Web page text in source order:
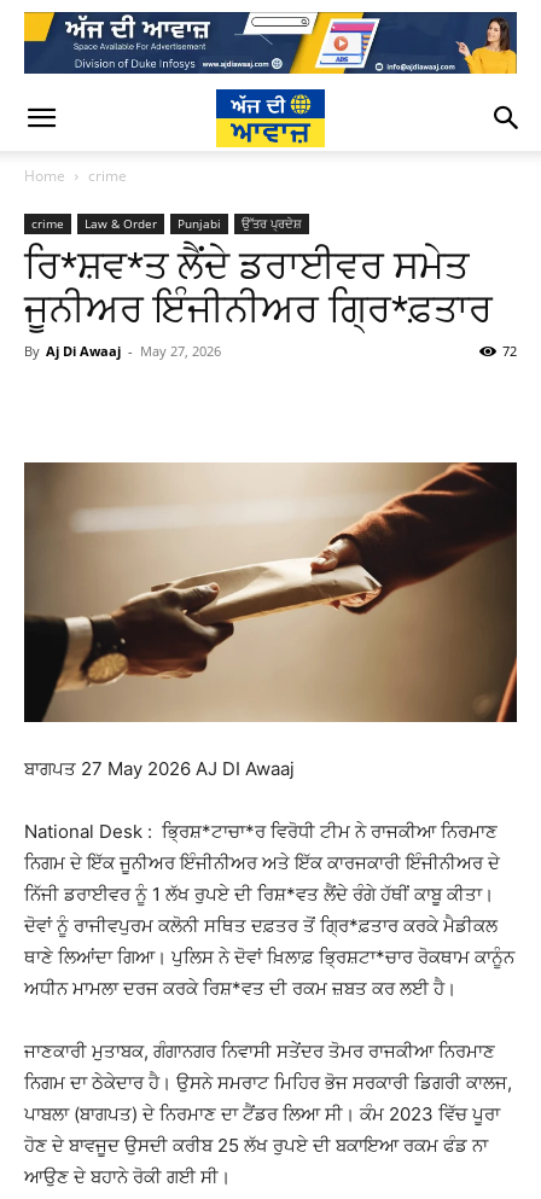
Home crime
crime Law & Order Punjabi ਉੱਤਰ ਪ੍ਰਦੇਸ਼
ਰਿ*ਸ਼ਵ*ਤ ਲੈਂਦੇ ਡਰਾਈਵਰ ਸਮੇਤ
ਜੂਨੀਅਰ ਇੰਜੀਨੀਅਰ ਗ੍ਰਿ*ਫ਼ਤਾਰ
By Aj Di Awaaj - May 27, 2026 72
ਬਾਗਪਤ 27 May 2026 AJ DI Awaaj
National Desk : ਭ੍ਰਿਸ਼*ਟਾਚਾ*ਰ ਵਿਰੋਧੀ ਟੀਮ ਨੇ ਰਾਜਕੀਆ ਨਿਰਮਾਣ
ਨਿਗਮ ਦੇ ਇੱਕ ਜੂਨੀਅਰ ਇੰਜੀਨੀਅਰ ਅਤੇ ਇੱਕ ਕਾਰਜਕਾਰੀ ਇੰਜੀਨੀਅਰ ਦੇ
ਨਿੱਜੀ ਡਰਾਈਵਰ ਨੂੰ 1 ਲੱਖ ਰੁਪਏ ਦੀ ਰਿਸ਼*ਵਤ ਲੈਂਦੇ ਰੰਗੇ ਹੱਥੀਂ ਕਾਬੂ ਕੀਤਾ।
ਦੋਵਾਂ ਨੂੰ ਰਾਜੀਵਪੁਰਮ ਕਲੋਨੀ ਸਥਿਤ ਦਫ਼ਤਰ ਤੋਂ ਗ੍ਰਿ*ਫ਼ਤਾਰ ਕਰਕੇ ਮੈਡੀਕਲ
ਥਾਣੇ ਲਿਆਂਦਾ ਗਿਆ। ਪੁਲਿਸ ਨੇ ਦੋਵਾਂ ਖ਼ਿਲਾਫ਼ ਭ੍ਰਿਸ਼ਟਾ*ਚਾਰ ਰੋਕਥਾਮ ਕਾਨੂੰਨ
ਅਧੀਨ ਮਾਮਲਾ ਦਰਜ ਕਰਕੇ ਰਿਸ਼*ਵਤ ਦੀ ਰਕਮ ਜ਼ਬਤ ਕਰ ਲਈ ਹੈ।
ਜਾਣਕਾਰੀ ਮੁਤਾਬਕ, ਗੰਗਾਨਗਰ ਨਿਵਾਸੀ ਸਤੇਂਦਰ ਤੋਮਰ ਰਾਜਕੀਆ ਨਿਰਮਾਣ
ਨਿਗਮ ਦਾ ਠੇਕੇਦਾਰ ਹੈ। ਉਸਨੇ ਸਮਰਾਟ ਮਿਹਿਰ ਭੋਜ ਸਰਕਾਰੀ ਡਿਗਰੀ ਕਾਲਜ,
ਪਾਬਲਾ (ਬਾਗਪਤ) ਦੇ ਨਿਰਮਾਣ ਦਾ ਟੈਂਡਰ ਲਿਆ ਸੀ। ਕੰਮ 2023 ਵਿੱਚ ਪੂਰਾ
ਹੋਣ ਦੇ ਬਾਵਜੂਦ ਉਸਦੀ ਕਰੀਬ 25 ਲੱਖ ਰੁਪਏ ਦੀ ਬਕਾਇਆ ਰਕਮ ਫੰਡ ਨਾ
ਆਉਣ ਦੇ ਬਹਾਨੇ ਰੋਕੀ ਗਈ ਸੀ।